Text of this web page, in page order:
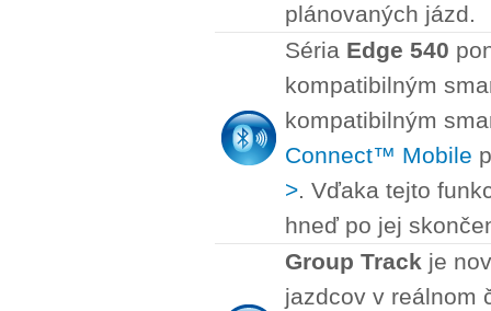
plánovaných jázd.
Séria Edge 540
kompatibilným
kompatibilným
Connect™ Mobile
>. Vďaka tejto
hneď po jej
Group Track je
jazdcov v reálnom